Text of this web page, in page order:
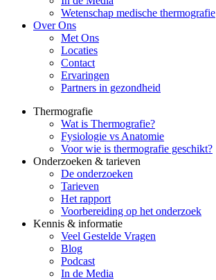
Wetenschap medische thermografie
Over Ons
Met Ons
Locaties
Contact
Ervaringen
Partners in gezondheid
Thermografie
Wat is Thermografie?
Fysiologie vs Anatomie
Voor wie is thermografie geschikt?
Onderzoeken & tarieven
De onderzoeken
Tarieven
Het rapport
Voorbereiding op het onderzoek
Kennis & informatie
Veel Gestelde Vragen
Blog
Podcast
In de Media